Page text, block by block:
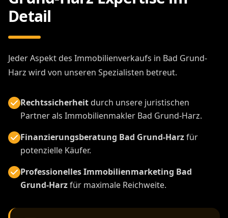
Detail
Jeder Aspekt des Immobilienverkaufs in Bad Grund-
Harz wird von unseren Spezialisten betreut.
Rechtssicherheitdurch unsere juristischen
Partner als Immobilienmakler Bad Grund-Harz.
Finanzierungsberatung Bad Grund-Harzfür
potenzielle Käufer.
Professionelles Immobilienmarketing Bad
Grund-Harzfür maximale Reichweite.